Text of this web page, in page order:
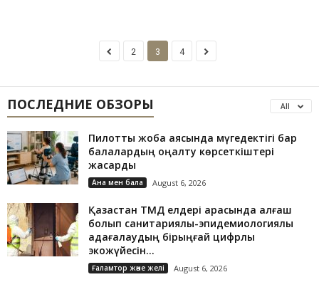
2 3 4
ПОСЛЕДНИЕ ОБЗОРЫ All
Пилоттық жоба аясында мүгедектігі бар
балалардың оңалту көрсеткіштері
жақсарды
Ана мен бала August 6, 2026
Қазақстан ТМД елдері арасында алғаш
болып санитариялық-эпидемиологиялық
қадағалаудың бірыңғай цифрлық
экожүйесін...
Ғаламтор және желі August 6, 2026